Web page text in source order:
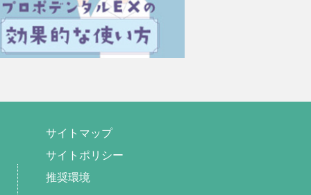
サイトマップ
サイトポリシー
推奨環境